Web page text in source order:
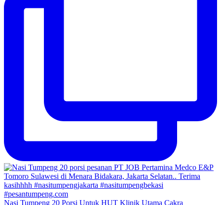
Nasi Tumpeng 20 Porsi Untuk HUT Klinik Utama Cakra